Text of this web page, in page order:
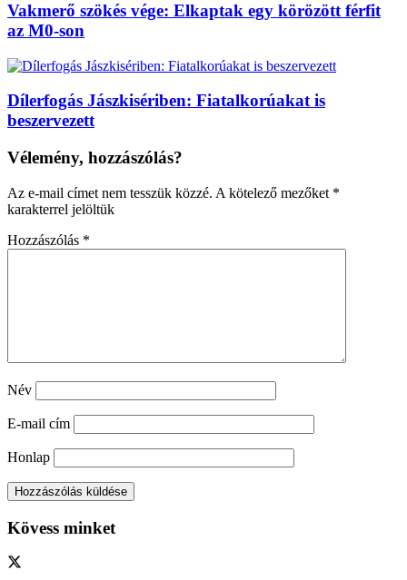
Vakmerő szökés vége: Elkaptak egy körözött férfit
az M0-son
Dílerfogás Jászkisériben: Fiatalkorúakat is
beszervezett
Vélemény, hozzászólás?
Az e-mail címet nem tesszük közzé. A kötelező mezőket *
karakterrel jelöltük
Hozzászólás *
Név
E-mail cím
Honlap
Kövess minket